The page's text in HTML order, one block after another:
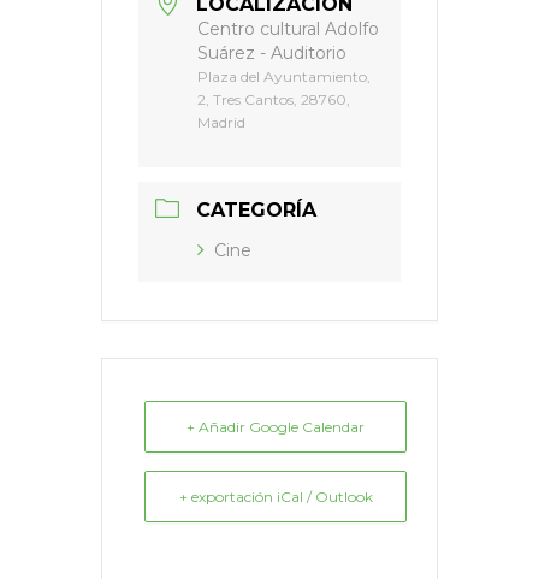
Centro cultural Adolfo
Suárez - Auditorio
Plaza del Ayuntamiento,
2, Tres Cantos, 28760,
Madrid
CATEGORÍA
Cine
+ Añadir Google Calendar
+ exportación iCal / Outlook